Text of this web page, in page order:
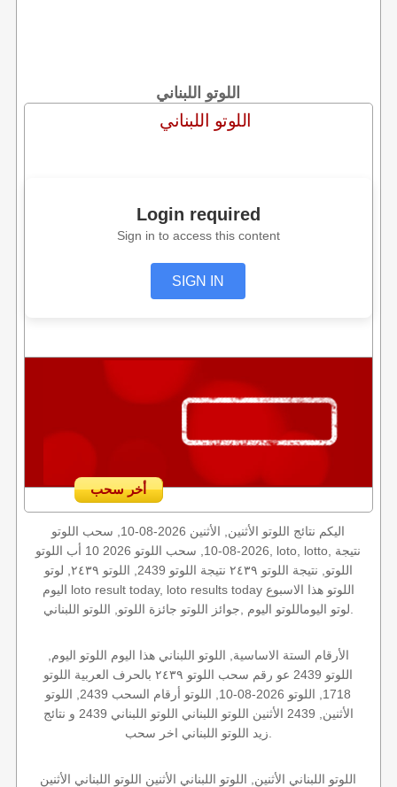
اللوتو اللبناني
اللوتو اللبناني
Login required
Sign in to access this content
SIGN IN
أخر سحب
اليكم نتائج اللوتو الأثنين, الأثنين 2026-08-10, سحب اللوتو
2026-08-10, سحب اللوتو 2026 10 أب اللوتو, loto, lotto, نتيجة
اللوتو, نتيجة اللوتو ٢٤٣٩ نتيجة اللوتو 2439, اللوتو ٢٤٣٩, لوتو
اليوم loto result today, loto results today اللوتو هذا الاسبوع
الأرقام الستة الاساسية, اللوتو اللبناني هذا اليوم اللوتو اليوم,
اللوتو 2439 عو رقم سحب اللوتو ٢٤٣٩ بالحرف العربية اللوتو
1718, اللوتو 2026-08-10, اللوتو أرقام السحب 2439, اللوتو
الأثنين, 2439 الأثنين اللوتو اللبناني اللوتو اللبناني 2439 و نتائج
اللوتو اللبناني الأثنين, اللوتو اللبناني الأثنين اللوتو اللبناني الأثنين